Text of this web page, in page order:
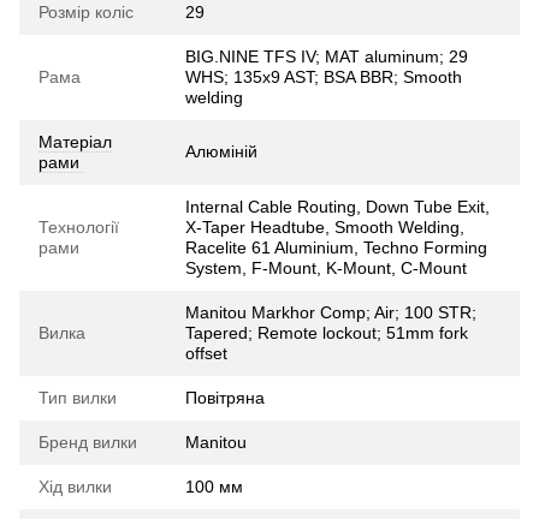
Розмір коліс 29
Рама
BIG.NINE TFS IV; MAT aluminum; 29
WHS; 135x9 AST; BSA BBR; Smooth
welding
Матеріал
рами
Алюміній
Технології
рами
Internal Cable Routing, Down Tube Exit,
X-Taper Headtube, Smooth Welding,
Racelite 61 Aluminium, Techno Forming
System, F-Mount, K-Mount, C-Mount
Вилка
Manitou Markhor Comp; Air; 100 STR;
Tapered; Remote lockout; 51mm fork
offset
Тип вилки Повітряна
Бренд вилки Manitou
Хід вилки 100 мм